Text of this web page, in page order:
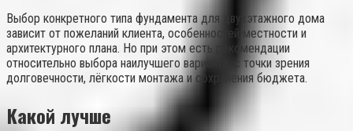
Выбор конкретного типа фундамента для двухэтажного дома
зависит от пожеланий клиента, особенностей местности и
архитектурного плана. Но при этом есть рекомендации
относительно выбора наилучшего варианта, с точки зрения
долговечности, лёгкости монтажа и сохранения бюджета.
Какой лучше